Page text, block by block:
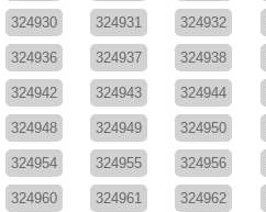
324930 324931 324932
324936 324937 324938
324942 324943 324944
324948 324949 324950
324954 324955 324956
324960 324961 324962